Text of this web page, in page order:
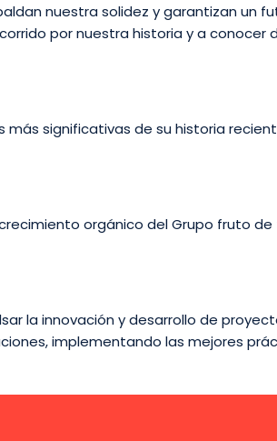
nuestra solidez y garantizan un
por nuestra historia y a
significativas de su historia
orgánico del Grupo fruto
la innovación y desarrollo de
implementando las mejores